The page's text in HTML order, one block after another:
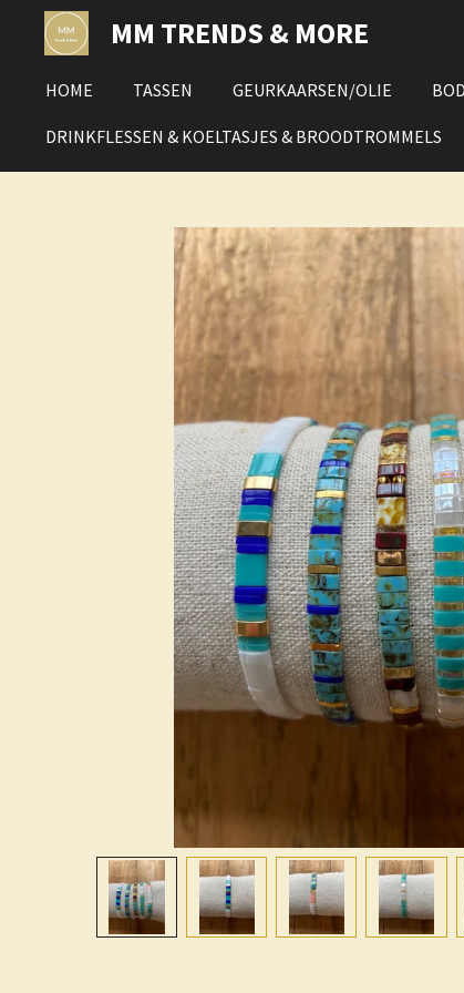
direct
hoofdinhoud
MM TRENDS & MORE
HOME TASSEN GEURKAARSEN/OLIE
DRINKFLESSEN & KOELTASJES & BROODTROMMELS